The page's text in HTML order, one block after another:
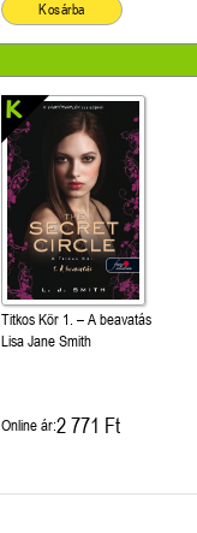
Kosárba
Titkos Kör 1. – A beavatás
Lisa Jane Smith
Online ár:2 771 Ft